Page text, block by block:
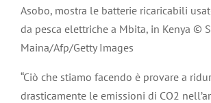
Asobo, mostra le batterie ricaricabili
da pesca elettriche a Mbita, in Kenya ©
Maina/Afp/Getty Images
“Ciò che stiamo facendo è provare a
drasticamente le emissioni di CO2